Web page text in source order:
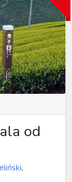
od
,